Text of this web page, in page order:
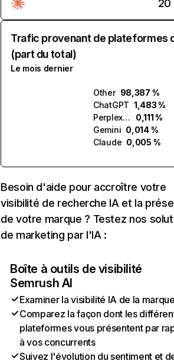
20
Trafic provenant de plateformes
(part du total)
Le mois dernier
Other 98,387 %
ChatGPT 1,483 %
Perplexity
0,111 %
Gemini 0,014 %
Claude 0,005 %
Besoin d'aide pour accroître votre
visibilité de recherche IA et la
de votre marque ? Testez nos
de marketing par l'IA :
Boîte à outils de visibilité
Semrush AI
Examiner la visibilité IA de la
Comparez la façon dont les
plateformes vous présentent par
à vos concurrents
Suivez l'évolution du sentiment et